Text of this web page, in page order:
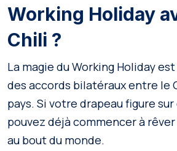
Working Holiday
Chili ?
La magie du Working Holiday
des accords bilatéraux entre le
pays. Si votre drapeau figure
pouvez déjà commencer à
au bout du monde.